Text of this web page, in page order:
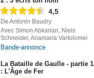
4,5
De Antonin Baudry
Avec Simon Abkarian, Niels
Schneider, Anamaria Vartolomei
Bande-annonce
La Bataille de Gaulle - partie 1
: L'Âge de Fer